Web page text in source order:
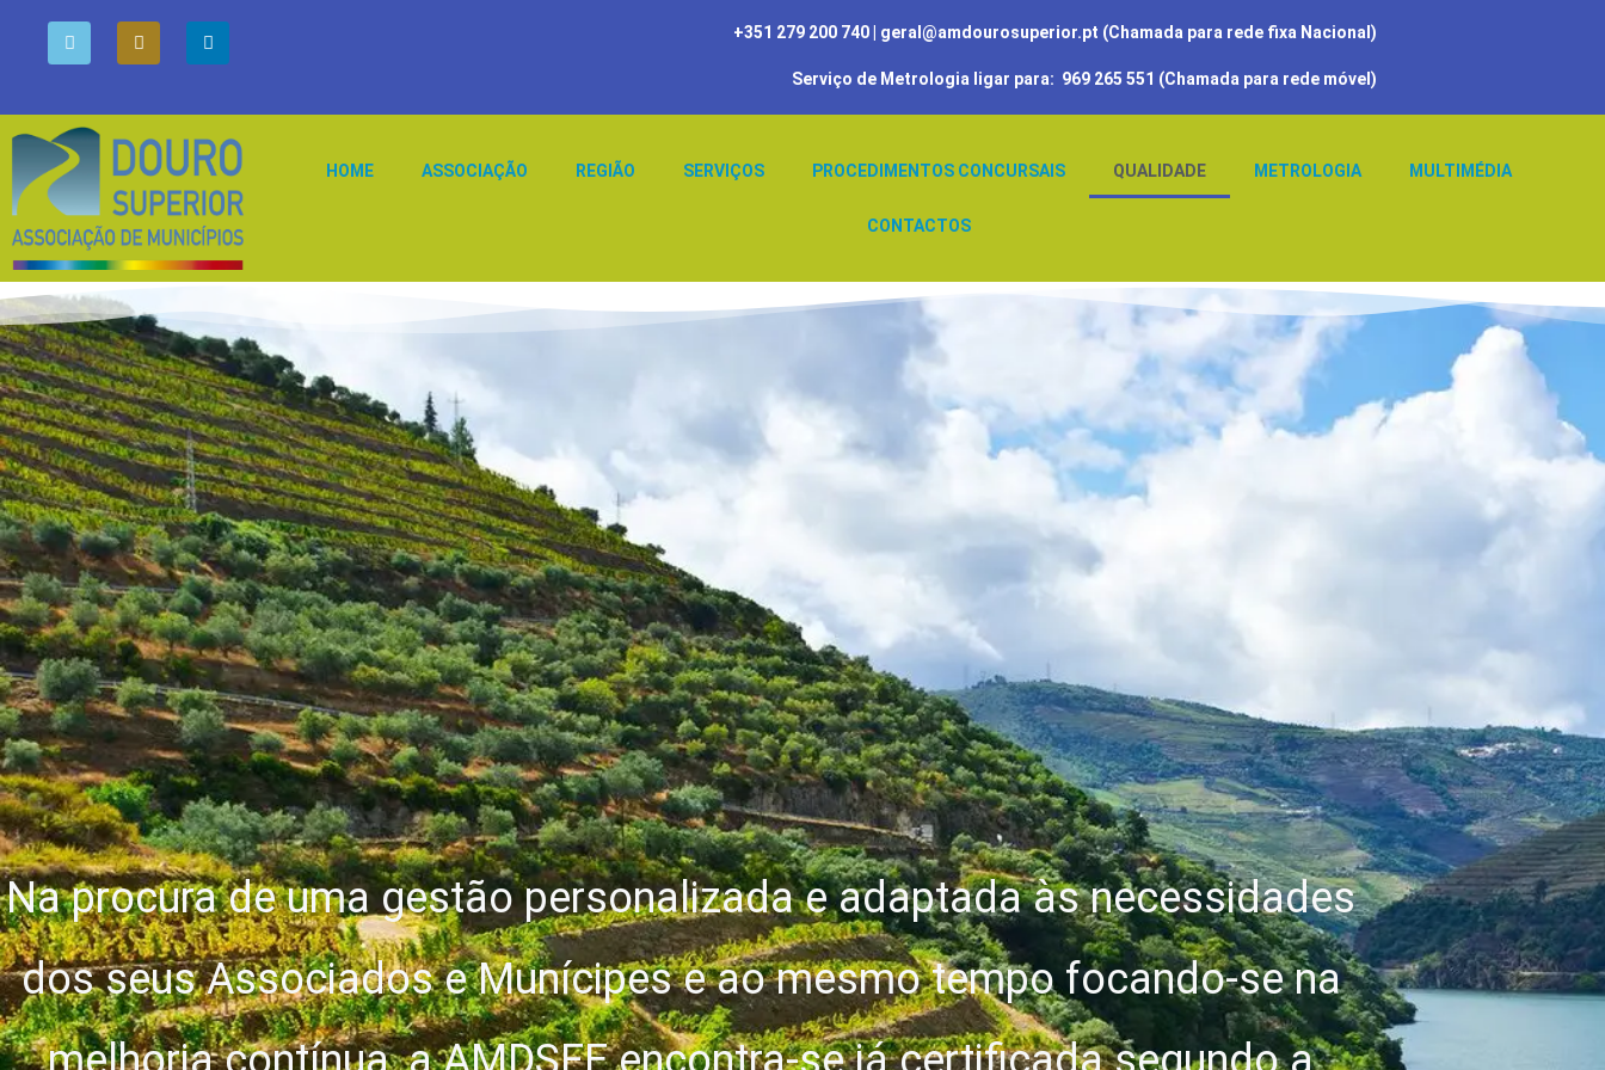
+351 279 200 740| geral@amdourosuperior.pt (Chamada para rede fixa Nacional)
Serviço de Metrologia ligar para: 969 265 551 (Chamada para rede móvel)
HOME ASSOCIAÇÃO REGIÃO SERVIÇOS PROCEDIMENTOS CONCURSAIS QUALIDADE METROLOGIA MULTIMÉDIA
CONTACTOS
Na procura de uma gestão personalizada e adaptada às necessidades
dos seus Associados e Munícipes e ao mesmo tempo focando-se na